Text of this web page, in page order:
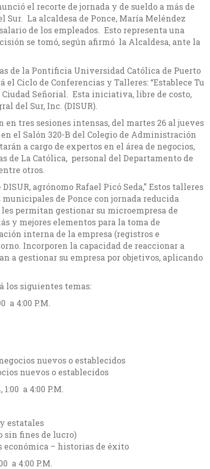
el recorte de jornada y de sueldo a más de
La alcaldesa de Ponce, María Meléndez
de los empleados. Esto representa una
se tomó, según afirmó la Alcaldesa, ante la
de la Pontificia Universidad Católica de Puerto
el Ciclo de Conferencias y Talleres: “Establece Tu
Ciudad Señorial. Esta iniciativa, libre de costo,
del Sur, Inc. (DISUR).
tres sesiones intensas, del martes 26 al jueves
en el Salón 320-B del Colegio de Administración
a cargo de expertos en el área de negocios,
de La Católica, personal del Departamento de
otros.
agrónomo Rafael Picó Seda,” Estos talleres
de Ponce con jornada reducida
permitan gestionar su microempresa de
y mejores elementos para la toma de
interna de la empresa (registros e
Incorporen la capacidad de reaccionar a
a gestionar su empresa por objetivos, aplicando
los siguientes temas:
a 4:00 P.M.
nuevos o establecidos
nuevos o establecidos
a 4:00 P.M.
estatales
sin fines de lucro)
económica – historias de éxito
a 4:00 P.M.